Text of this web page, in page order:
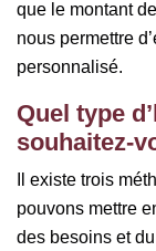
que le montant
nous permettre
personnalisé.
Quel type
souhaitez-
Il existe trois
pouvons mettre
des besoins et